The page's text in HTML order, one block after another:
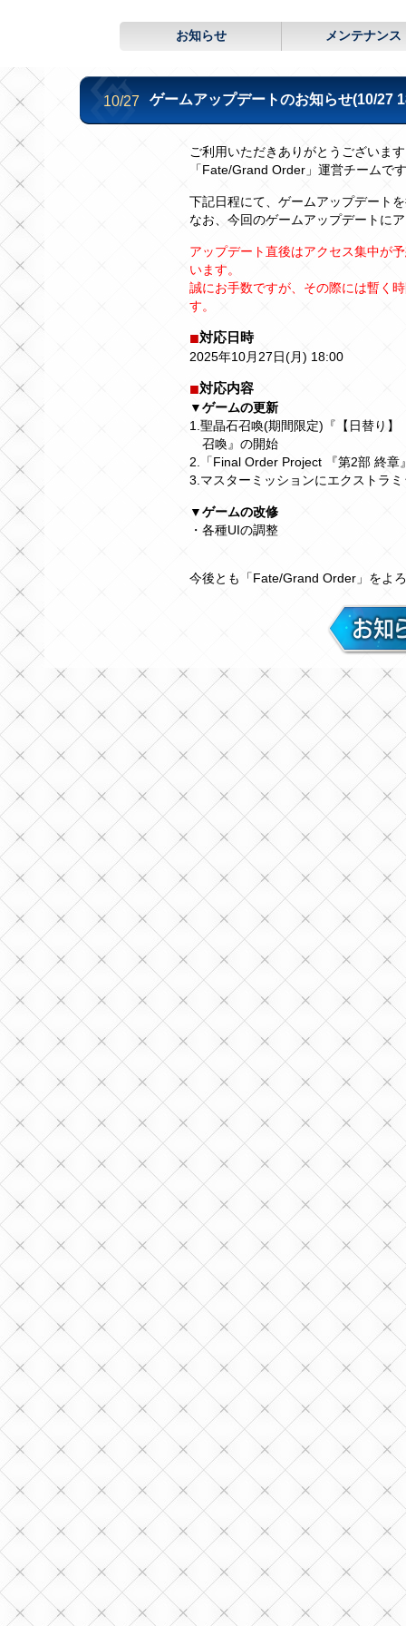
お知らせ メンテナンス
10/27 ゲームアップデートのお知らせ(10/27
ご利用いただきありがとうございま
「Fate/Grand Order」運営チームで
下記日程にて、ゲームアップデート
なお、今回のゲームアップデートに
アップデート直後はアクセス集中が
います。
誠にお手数ですが、その際には暫く
す。
対応日時
2025年10月27日(月) 18:00
対応内容
▼ゲームの更新
1.聖晶石召喚(期間限定)『【日替り】
召喚』の開始
2.「Final Order Project 『第2部 終章
3.マスターミッションにエクストラ
▼ゲームの改修
・各種UIの調整
今後とも「Fate/Grand Order」をよ